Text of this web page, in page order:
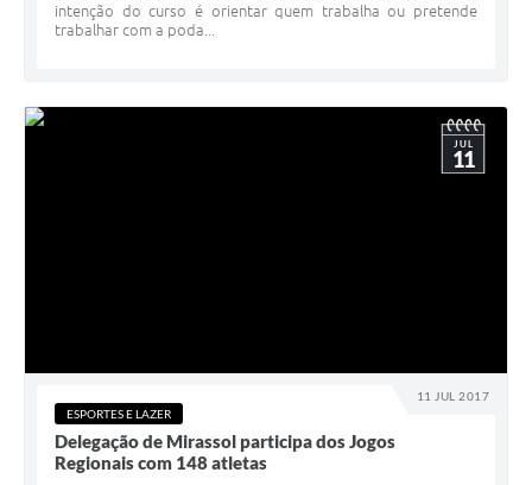
intenção do curso é orientar quem trabalha ou pretende
trabalhar com a poda...
11 JUL 2017
JUL
11
ESPORTES E LAZER
Delegação de Mirassol participa dos Jogos
Regionais com 148 atletas